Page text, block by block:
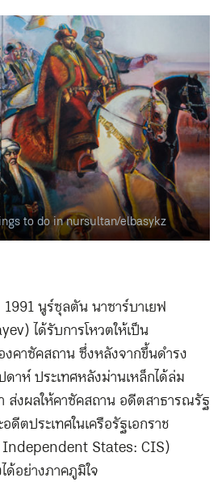
to do in nursultan/elbasykz
นูร์ซุลตัน นาซาร์บาเยฟ
ได้รับการโหวตให้เป็น
คาซัคสถาน ซึ่งหลังจากขึ้นดำรง
าห์ ประเทศหลังม่านเหล็กได้ล่ม
ส่งผลให้คาซัคสถาน อดีตสาธารณรัฐ
ดีตประเทศในเครือรัฐเอกราช
States: CIS)
ด้อย่างภาคภูมิใจ